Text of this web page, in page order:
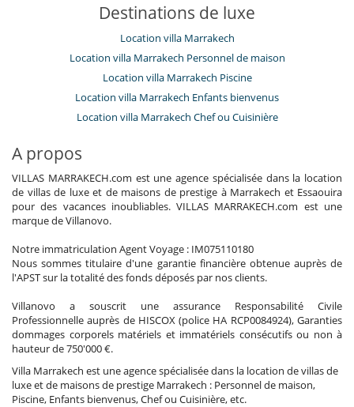
Destinations de luxe
Location villa Marrakech
Location villa Marrakech Personnel de maison
Location villa Marrakech Piscine
Location villa Marrakech Enfants bienvenus
Location villa Marrakech Chef ou Cuisinière
A propos
VILLAS MARRAKECH.com est une agence spécialisée dans la location
de villas de luxe et de maisons de prestige à Marrakech et Essaouira
pour des vacances inoubliables. VILLAS MARRAKECH.com est une
marque de Villanovo.
Notre immatriculation Agent Voyage : IM075110180
Nous sommes titulaire d'une garantie financière obtenue auprès de
l'APST sur la totalité des fonds déposés par nos clients.
Villanovo a souscrit une assurance Responsabilité Civile
Professionnelle auprès de HISCOX (police HA RCP0084924), Garanties
dommages corporels matériels et immatériels consécutifs ou non à
hauteur de 750'000 €.
Villa Marrakech est une agence spécialisée dans la location de villas de
luxe et de maisons de prestige Marrakech : Personnel de maison,
Piscine, Enfants bienvenus, Chef ou Cuisinière, etc.